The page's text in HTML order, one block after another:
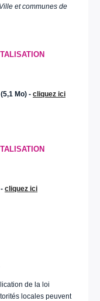
et communes de
Mo) - cliquez ici
cliquez ici
de la loi
locales peuvent